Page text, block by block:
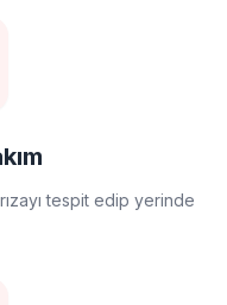
tespit edip yerinde